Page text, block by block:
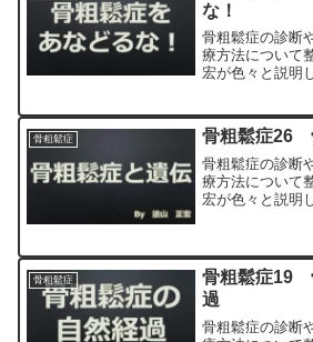
な！
骨粗鬆症の診断
療方法について
宏が色々と説明
骨粗鬆症 骨粗鬆症26
骨粗鬆症の診断
療方法について
宏が色々と説明
骨粗鬆症
骨粗鬆症19
過
骨粗鬆症の診断